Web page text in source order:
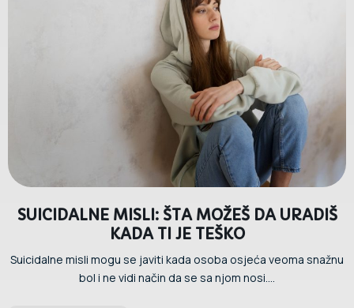
SUICIDALNE MISLI: ŠTA MOŽEŠ DA URADIŠ
KADA TI JE TEŠKO
Suicidalne misli mogu se javiti kada osoba osjeća veoma snažnu
bol i ne vidi način da se sa njom nosi....